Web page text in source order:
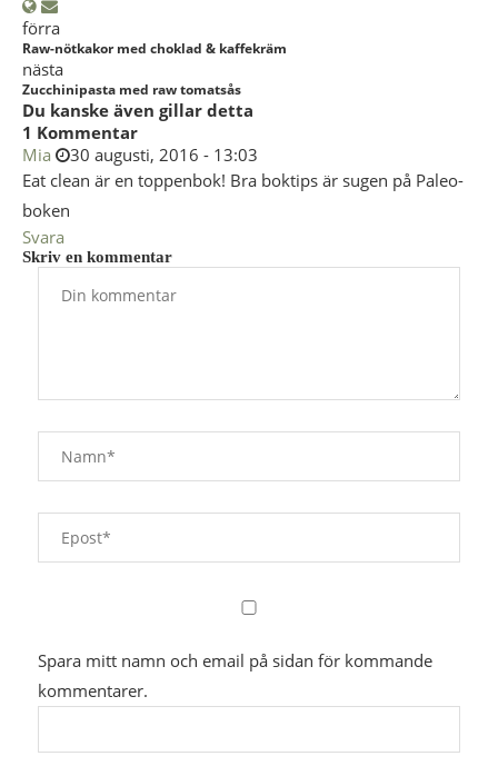
förra
Raw-nötkakor med choklad & kaffekräm
nästa
Zucchinipasta med raw tomatsås
Du kanske även gillar detta
1 Kommentar
Mia
30 augusti, 2016 - 13:03
Eat clean är en toppenbok! Bra boktips är sugen på Paleo-
boken
Svara
Skriv en kommentar
Spara mitt namn och email på sidan för kommande
kommentarer.